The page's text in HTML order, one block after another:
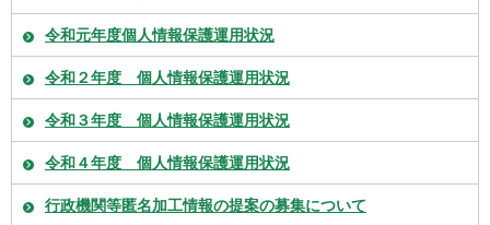
令和元年度個人情報保護運用状況
令和２年度 個人情報保護運用状況
令和３年度 個人情報保護運用状況
令和４年度 個人情報保護運用状況
行政機関等匿名加工情報の提案の募集について